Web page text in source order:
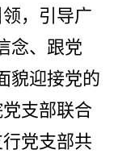
，引导广
念、跟党
貌迎接党的
支部联合
党支部共